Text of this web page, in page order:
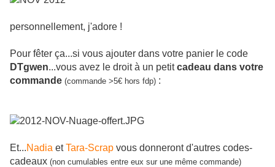
personnellement, j'adore !
Pour fêter ça...si vous ajouter dans votre panier le code
DTgwen...vous avez le droit à un petitcadeau dans votre
commande (commande >5€ hors fdp) :
Et...Nadia etTara-Scrap vous donneront d'autres codes-
cadeaux (non cumulables entre eux sur une même commande)